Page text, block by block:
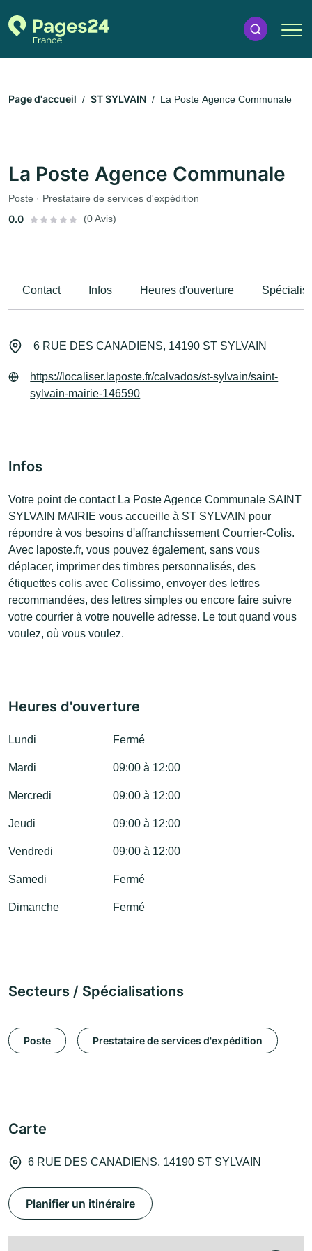
Page d'accueil ST SYLVAIN La Poste Agence Communale
La Poste Agence Communale
Poste · Prestataire de services d'expédition
0.0 (0 Avis)
Contact Infos Heures d'ouverture
6 RUE DES CANADIENS, 14190 ST SYLVAIN
https://localiser.laposte.fr/calvados/st-sylvain/saint-
sylvain-mairie-146590
Infos
Votre point de contact La Poste Agence Communale SAINT
SYLVAIN MAIRIE vous accueille à ST SYLVAIN pour
répondre à vos besoins d'affranchissement Courrier-Colis.
Avec laposte.fr, vous pouvez également, sans vous
déplacer, imprimer des timbres personnalisés, des
étiquettes colis avec Colissimo, envoyer des lettres
recommandées, des lettres simples ou encore faire suivre
votre courrier à votre nouvelle adresse. Le tout quand vous
voulez, où vous voulez.
Heures d'ouverture
Lundi Fermé
Mardi 09:00 à 12:00
Mercredi 09:00 à 12:00
Jeudi 09:00 à 12:00
Vendredi 09:00 à 12:00
Samedi Fermé
Dimanche Fermé
Secteurs / Spécialisations
Poste Prestataire de services d'expédition
Carte
6 RUE DES CANADIENS, 14190 ST SYLVAIN
Planifier un itinéraire